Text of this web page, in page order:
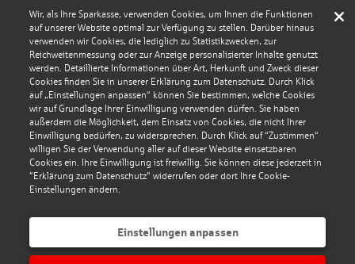
Wir, als Ihre Sparkasse, verwenden Cookies, um Ihnen die Funktionen
auf unserer Website optimal zur Verfügung zu stellen. Darüber hinaus
verwenden wir Cookies, die lediglich zu Statistikzwecken, zur
Reichweitenmessung oder zur Anzeige personalisierter Inhalte genutzt
werden. Detaillierte Informationen über Art, Herkunft und Zweck dieser
Cookies finden Sie in unserer Erklärung zum Datenschutz. Durch Klick
auf „Einstellungen anpassen“ können Sie bestimmen, welche Cookies
wir auf Grundlage Ihrer Einwilligung verwenden dürfen. Sie haben
außerdem die Möglichkeit, dem Einsatz von Cookies, die nicht Ihrer
Einwilligung bedürfen, zu widersprechen. Durch Klick auf “Zustimmen“
willigen Sie der Verwendung aller auf dieser Website einsetzbaren
Cookies ein. Ihre Einwilligung ist freiwillig. Sie können diese jederzeit in
"Erklärung zum Datenschutz" widerrufen oder dort Ihre Cookie-
Einstellungen ändern.
Einstellungen anpassen